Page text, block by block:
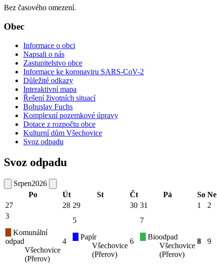
Bez časového omezení.
Obec
Informace o obci
Napsali o nás
Zastupitelstvo obce
Informace ke koronaviru SARS-CoV-2
Důležité odkazy
Interaktivní mapa
Řešení životních situací
Bohuslav Fuchs
Komplexní pozemkové úpravy
Dotace z rozpočtu obce
Kulturní dům Všechovice
Svoz odpadu
Svoz odpadu
Srpen2026
Po
Út St Čt Pá So Ne
27
28 29 30 31 1
2
3
Komunální
odpad
Všechovice
(Přerov)
4
5
Papír
Všechovice
(Přerov)
6
7
Bioodpad
Všechovice
(Přerov)
8 9